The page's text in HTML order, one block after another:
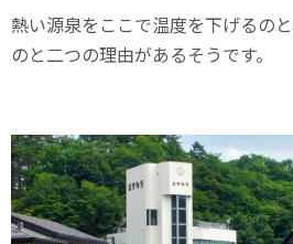
熱い源泉をここで温度を下げるの
のと二つの理由があるそうです。